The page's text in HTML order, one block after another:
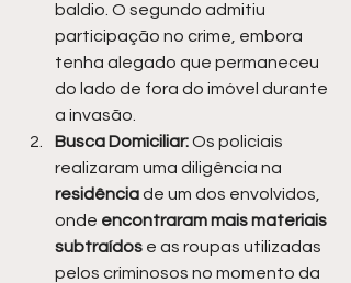
baldio. O segundo admitiu
participação no crime, embora
tenha alegado que permaneceu
do lado de fora do imóvel durante
a invasão.
Busca Domiciliar: Os policiais
realizaram uma diligência na
residência de um dos envolvidos,
onde encontraram mais materiais
subtraídos e as roupas utilizadas
pelos criminosos no momento da